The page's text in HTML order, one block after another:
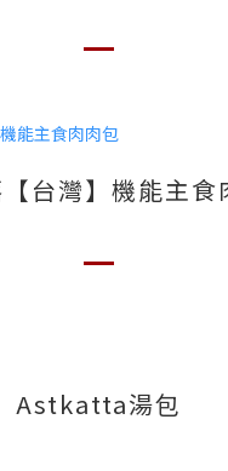
台灣】機能主食
Astkatta湯包